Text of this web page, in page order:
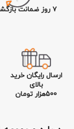
۷ روز ضمانت بازگشت وجه
ارسال رایگان خرید
بالای
500هزار تومان